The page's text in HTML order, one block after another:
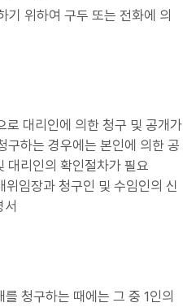
기 위하여 구두 또는 전화에 의
로 대리인에 의한 청구 및 공개가
구하는 경우에는 본인에 의한 공
대리인의 확인절차가 필요
임장과 청구인 및 수임인의 신
청구하는 때에는 그 중 1인의